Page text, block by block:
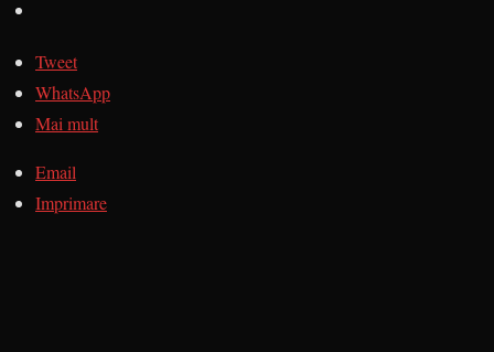
Tweet
WhatsApp
Mai mult
Email
Imprimare